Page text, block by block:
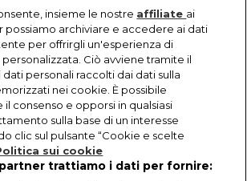
insieme le nostre affiliate ai
possiamo archiviare e accedere ai dati
per offrirgli un'esperienza di
Ciò avviene tramite il
personali raccolti dai dati sulla
nei cookie. È possibile
consenso e opporsi in qualsiasi
sulla base di un interesse
clic sul pulsante “Cookie e scelte
sui cookie
trattiamo i dati per fornire: